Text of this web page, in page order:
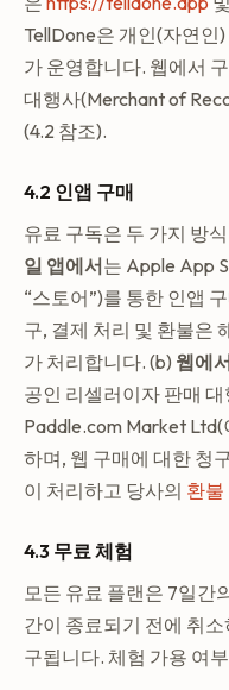
TellDone은 개인(자연인
가 운영합니다. 웹에서
대행사(Merchant of
(4.2 참조).
4.2 인앱 구매
유료 구독은 두 가지 방
일 앱에서는 Apple App
“스토어”)를 통한 인앱
구, 결제 처리 및 환불은
가 처리합니다. (b) 웹에
공인 리셀러이자 판매
Paddle.com Market Ltd(
하며, 웹 구매에 대한 청
이 처리하고 당사의 환불
4.3 무료 체험
모든 유료 플랜은 7일간
간이 종료되기 전에 취
구됩니다. 체험 가용 여